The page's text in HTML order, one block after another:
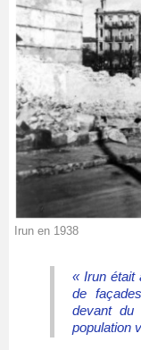
Irun en 1938
« Irun était à cette date un pur décor, une ville
de
devant du
population